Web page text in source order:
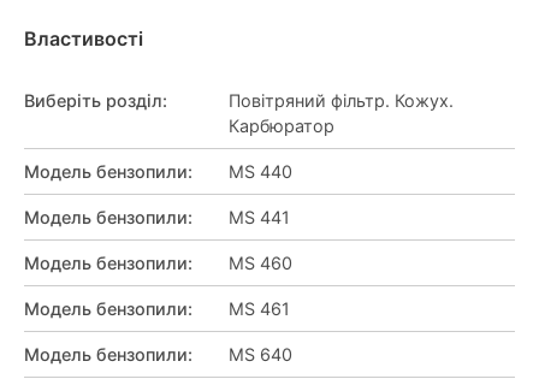
Властивості
Виберіть розділ:
Повітряний фільтр. Кожух.
Карбюратор
Модель бензопили: MS 440
Модель бензопили: MS 441
Модель бензопили: MS 460
Модель бензопили: MS 461
Модель бензопили: MS 640